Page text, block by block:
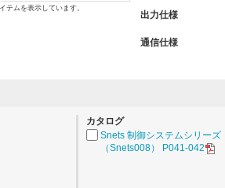
テムを表示しています。
出力仕様
通信仕様
カタログ
Snets 制御システムシリーズ
（Snets008） P041-042